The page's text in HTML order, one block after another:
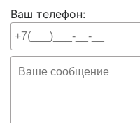
Ваш телефон: